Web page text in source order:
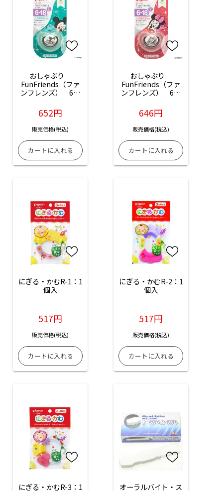
おしゃぶり
FunFriends（ファ
ンフレンズ）　6～
柄：1個入
652円
販売価格(税込)
おしゃぶり
FunFriends（ファ
ンフレンズ）　6～
柄：1個入
646円
販売価格(税込)
にぎる・かむR-1：1
個入
517円
販売価格(税込)
にぎる・かむR-2：1
個入
517円
販売価格(税込)
にぎる・かむR-3：1
オーラルバイト・ス